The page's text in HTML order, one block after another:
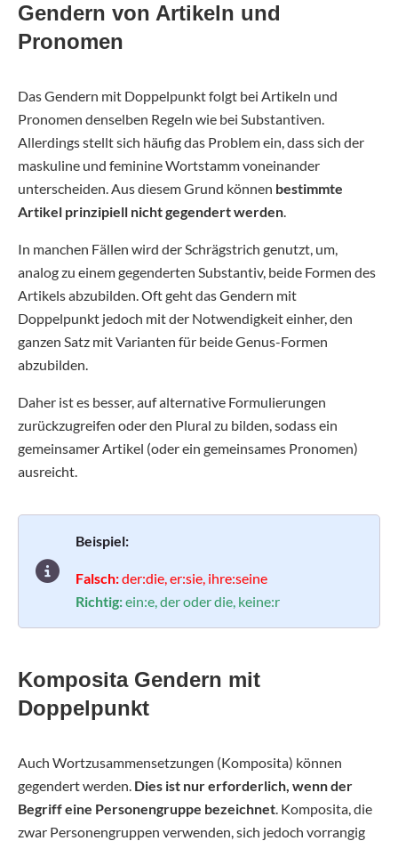
Gendern von Artikeln und
Pronomen
Das Gendern mit Doppelpunkt folgt bei Artikeln und
Pronomen denselben Regeln wie bei Substantiven.
Allerdings stellt sich häufig das Problem ein, dass sich der
maskuline und feminine Wortstamm voneinander
unterscheiden. Aus diesem Grund können bestimmte
Artikel prinzipiell nicht gegendert werden.
In manchen Fällen wird der Schrägstrich genutzt, um,
analog zu einem gegenderten Substantiv, beide Formen des
Artikels abzubilden. Oft geht das Gendern mit
Doppelpunkt jedoch mit der Notwendigkeit einher, den
ganzen Satz mit Varianten für beide Genus-Formen
abzubilden.
Daher ist es besser, auf alternative Formulierungen
zurückzugreifen oder den Plural zu bilden, sodass ein
gemeinsamer Artikel (oder ein gemeinsames Pronomen)
ausreicht.
Beispiel:
Falsch:der:die, er:sie, ihre:seine
Richtig:ein:e, der oder die, keine:r
Komposita Gendern mit
Doppelpunkt
Auch Wortzusammensetzungen (Komposita) können
gegendert werden. Dies ist nur erforderlich, wenn der
Begriff eine Personengruppe bezeichnet . Komposita, die
zwar Personengruppen verwenden, sich jedoch vorrangig